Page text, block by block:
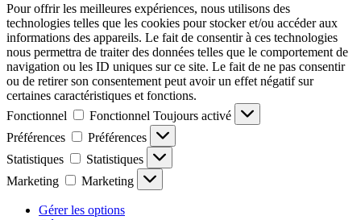
Pour offrir les meilleures expériences, nous utilisons des
technologies telles que les cookies pour stocker et/ou accéder aux
informations des appareils. Le fait de consentir à ces technologies
nous permettra de traiter des données telles que le comportement de
navigation ou les ID uniques sur ce site. Le fait de ne pas consentir
ou de retirer son consentement peut avoir un effet négatif sur
certaines caractéristiques et fonctions.
Fonctionnel
Fonctionnel Toujours activé
Préférences
Préférences
Statistiques
Statistiques
Marketing
Marketing
Gérer les options